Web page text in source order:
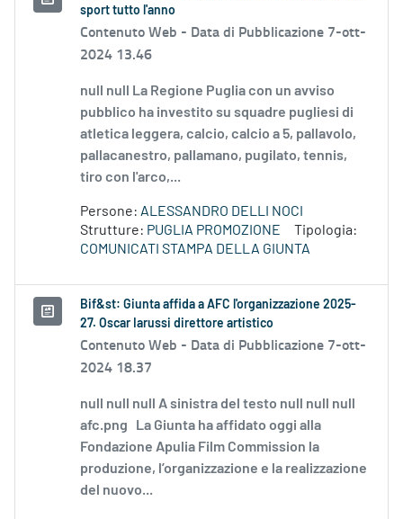
sport tutto l'anno
Contenuto Web - Data di Pubblicazione 7-ott-
2024 13.46
null null La Regione Puglia con un avviso
pubblico ha investito su squadre pugliesi di
atletica leggera, calcio, calcio a 5, pallavolo,
pallacanestro, pallamano, pugilato, tennis,
tiro con l'arco,...
Persone: ALESSANDRO DELLI NOCI
Strutture: PUGLIA PROMOZIONE
Tipologia:
COMUNICATI STAMPA DELLA GIUNTA
Bif&st: Giunta affida a AFC l'organizzazione 2025-
27. Oscar Iarussi direttore artistico
Contenuto Web - Data di Pubblicazione 7-ott-
2024 18.37
null null null A sinistra del testo null null null
afc.png La Giunta ha affidato oggi alla
Fondazione Apulia Film Commission la
produzione, l’organizzazione e la realizzazione
del nuovo...